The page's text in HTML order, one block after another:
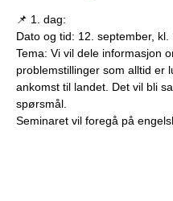
📌 1. dag:
Dato og tid: 12. september, kl.
Tema: Vi vil dele informasjon
problemstillinger som alltid er
ankomst til landet. Det vil bli
spørsmål.
Seminaret vil foregå på